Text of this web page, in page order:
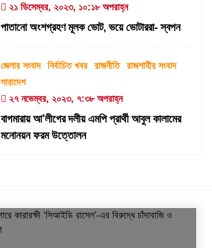
২১ ডিসেম্বর, ২০২৩, ১০:১৮ অপরাহ্ন
পাতানো অংশগ্রহণ মূলক ভোট, ভয়ে ভোটাররা- স্বপন
জেলার সংবাদ নির্বাচিত খবর রাজনীতি
রাজশাহীর সংবাদ
সারাদেশ
২৭ নভেম্বর, ২০২৩, ৭:৩৮ অপরাহ্ন
বাগমারায় আ’লীগের দলীয় এমপি প্রার্থী আবুল কালামের
মনোনয়ন ফরম উত্তোলন